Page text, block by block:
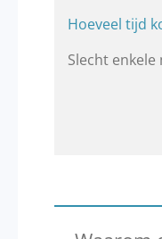
Hoeveel tijd
Slecht